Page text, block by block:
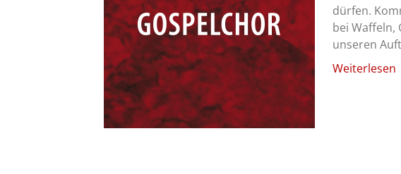
dürfen.
bei Waffeln,
unseren
Weiterlesen